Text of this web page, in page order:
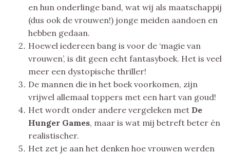
en hun onderlinge band, wat wij als maatschappij
(dus ook de vrouwen!) jonge meiden aandoen en
hebben gedaan.
Hoewel iedereen bang is voor de ‘magie van
vrouwen’, is dit geen echt fantasyboek. Het is veel
meer een dystopische thriller!
De mannen die in het boek voorkomen, zijn
vrijwel allemaal toppers met een hart van goud!
Het wordt onder andere vergeleken met De
Hunger Games, maar is wat mij betreft beter én
realistischer.
Het zet je aan het denken hoe vrouwen werden